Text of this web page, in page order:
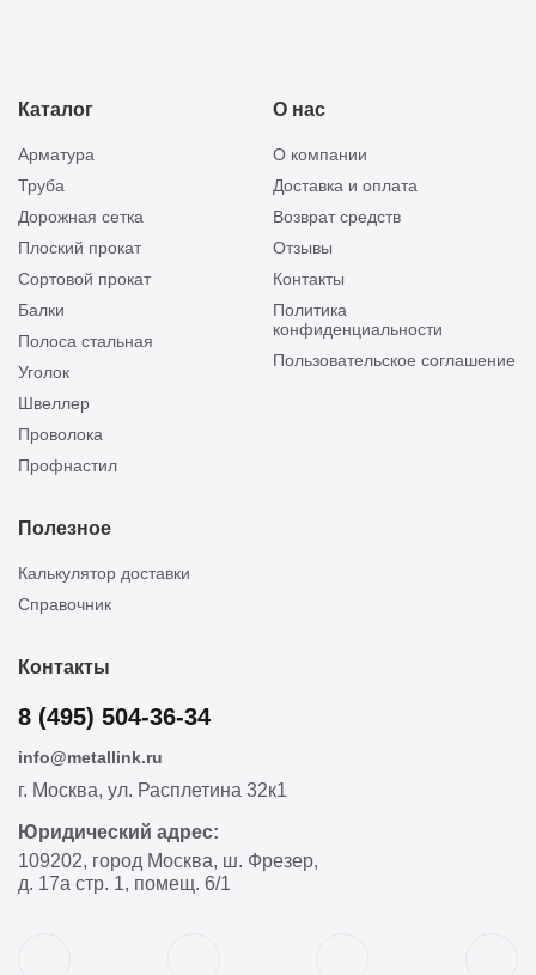
Каталог
Арматура
Труба
Дорожная сетка
Плоский прокат
Сортовой прокат
Балки
Полоса стальная
Уголок
Швеллер
Проволока
Профнастил
О нас
О компании
Доставка и оплата
Возврат средств
Отзывы
Контакты
Политика
конфиденциальности
Пользовательское соглашение
Полезное
Калькулятор доставки
Справочник
Контакты
8 (495) 504-36-34
info@metallink.ru
г. Москва, ул. Расплетина 32к1
Юридический адрес:
109202, город Москва, ш. Фрезер,
д. 17а стр. 1, помещ. 6/1